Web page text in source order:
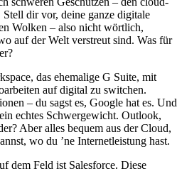
dir vor, deine ganze digitale
Wolken – also nicht wörtlich,
auf der Welt verstreut sind. Was für
das ehemalige G Suite, mit
auf digital zu switchen.
– du sagst es, Google hat es. Und
echtes Schwergewicht. Outlook,
Aber alles bequem aus der Cloud,
wo du ’ne Internetleistung hast.
dem Feld ist Salesforce. Diese